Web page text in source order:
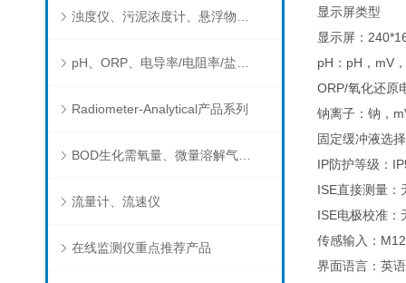
Radiometer-Analytical产品系列
BOD生化需氧量、微量溶解气体和现场水质测试组件以及其他分析仪
流量计、流速仪
在线监测仪重点推荐产品
显示屏类型
显示屏：
pH：pH，mV
ORP/氧化还原
钠离子：钠，
固定缓冲液选
IP防护等级：
ISE直接测量：
ISE电极校准：
传感输入：
界面语言：英